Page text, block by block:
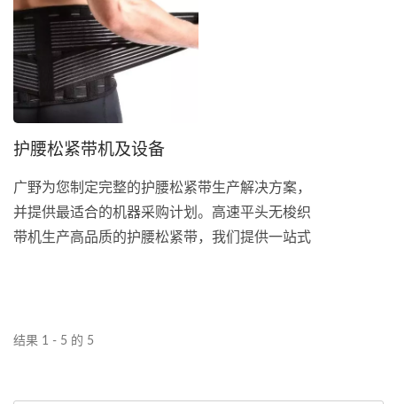
并且给予该部位一定的压力，减少伤口疼痛与再
次感染的机会，并帮助松弛的腹部肌肉与骨盆恢
复到原本的位置。点击右下方按钮填写表单，将
会获得进一步的报价。
护腰松紧带机及设备
广野为您制定完整的护腰松紧带生产解决方案，
并提供最适合的机器采购计划。高速平头无梭织
带机生产高品质的护腰松紧带，我们提供一站式
肉与脊椎关节的压力，并限制关节活动，进而达
结果 1 - 5 的 5